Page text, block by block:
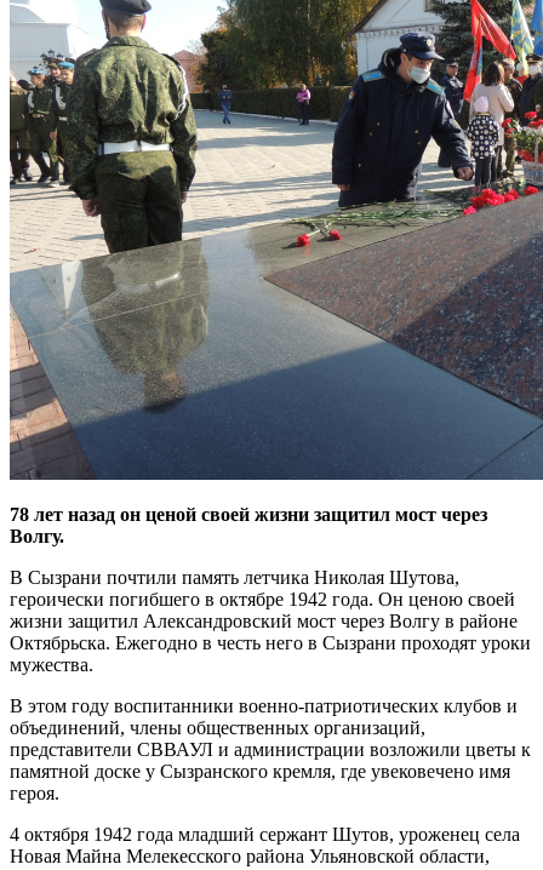
78 лет назад он ценой своей жизни защитил мост через
Волгу.
В Сызрани почтили память летчика Николая Шутова,
героически погибшего в октябре 1942 года. Он ценою своей
жизни защитил Александровский мост через Волгу в районе
Октябрьска. Ежегодно в честь него в Сызрани проходят уроки
мужества.
В этом году воспитанники военно-патриотических клубов и
объединений, члены общественных организаций,
представители СВВАУЛ и администрации возложили цветы к
памятной доске у Сызранского кремля, где увековечено имя
героя.
4 октября 1942 года младший сержант Шутов, уроженец села
Новая Майна Мелекесского района Ульяновской области,